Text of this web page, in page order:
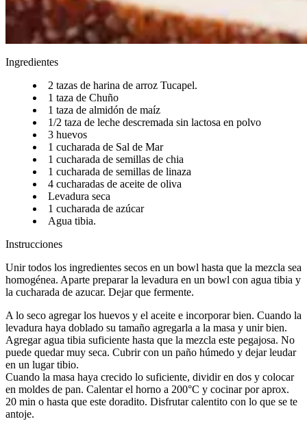
Ingredientes
2 tazas de harina de arroz Tucapel.​​​​‌ ‍ ​‍​‍‌‍ ‌ ​‍‌‍‍‌‌‍‌ ‌‍‍‌‌‍ ‍​‍​‍​ ‍‍​‍​‍‌ ​ ‌‍​‌‌‍ ‍‌‍‍‌‌ ‌​‌ ‍‌​‍ ‍‌‍‍‌‌‍ ​‍​‍​‍ ​​‍​‍‌‍‍​‌ ​‍‌‍‌‌‌‍‌‍​‍​‍​ ‍‍​‍​‍‌‍‍​‌ ‌​‌ ‌​‌ ​​‌ ​ ​ ‍‍​‍ ​‍ ‌ ‌​‌ ‌‌‌‍​ ‌‍​‌‌ ​​‌‍‌‌‌‍ ​​‍ ‍‌ ​ ‌‍​‌‌‍ ‍‌‍‍‌‌ ‌​‌ ‍‌​‍ ‍‌ ​ ‌ ‌​‌ ‌‌‌‍‌​‌‍‍‌‌‍ ​‍ ‌‍‍‌‌‍ ‍‌ ‌​‌‍‌‌‌‍ ‍‌ ‌​​‍ ‌‍‌‌‌‍‌​‌‍‍‌‌ ‌​​‍ ‌‍ ‌‌‍ ‌‍‌​‌‍‌‌​ ‌‌ ​​‌ ​‍‌‍‌‌‌ ​ ‌‍‌‌‌‍ ‍‌ ‌​‌‍​‌‌ ‌​‌‍‍‌‌‍ ‌‍ ‍​ ‍ ‌‍‍‌‌‍‌​​ ‌‌ ​‍‌‍‌‌‌‍​ ‌‍‍‌‌ ​​‌‍‌‌​‍ ‌​ ‌ ​ ‍​​ ‍‌​ ​‌​ ‍ ‌ ‌​‌ ‍‌‌ ​​‌‍‌‌​ ‌‌ ​‍‌‍‌‌‌‍​ ‌‍‍‌‌ ​​‌‍‌‌​ ‍ ‌ ​​‌‍​‌‌ ‌​‌‍‍​​ ‌‌‍‍‌‌‍ ‍‌‍‌ ‌ ​‍‌‍‌‌‌‍‌​‌‍‍‌‌‍‌‌‌‍ ‍‌ ‌​‌ ​ ​‍‌‌​ ‌‌‌​​‍‌‌ ‌‍‍ ‌‍‌‌‌ ‍‌​‍‌‌​ ​ ‌​‌​​‍‌‌​ ​ ‌​‌​​‍‌‌​ ​‍​ ​‍‌‍‌‌‌‍‌‍​ ​ ‌‍‌‍‌‍‌​​ ​‌‌‍‌‍​ ‍​‌‍​‍​ ​​‌‍​‌​ ‌‍​‍‌‌​ ​‍​ ​‍​‍‌‌​ ‌‌‌​‌​​‍ ‍‌‍​ ‌‍‍​‌‍‍‌‌‍ ​‌‍‌​‌ ​‍‌‍‌‌‌‍ ‍​‍‌‌​ ‌‌‌​​‍‌‌ ‌‍‍ ‌‍‌‌‌ ‍‌​‍‌‌​ ​ ‌​‌​​‍‌‌​ ​ ‌​‌​​‍‌‌​ ​‍​ ​‍‌‍​‌​ ‌‌​ ‌‌​ ​​​ ‌ ​ ‌‌​ ‌​​ ‌‌​ ‍‌​ ​ ​ ‌‌‌‍​ ​‍‌‌​ ​‍​ ​‍​‍‌‌​ ‌‌‌​‌​​‍ ‍‌ ‌​‌‍‌‌‌ ‍​‌ ‌​​ ‌‍​‍‌‍​‌‌ ​ ‌‍‌‌‌‌‌‌‌ ​‍‌‍ ​​ ‌‌‍‍​‌ ‌​‌ ‌​‌ ​​‌ ​ ​‍‌‌​ ​ ‌​​‌​‍‌‌​ ​‍‌​‌‍​‍‌‌​ ​‍‌​‌‍‌ ‌​‌ ‌‌‌‍​ ‌‍​‌‌ ​​‌‍‌‌‌‍ ​​‍ ‍‌ ​ ‌‍​‌‌‍ ‍‌‍‍‌‌ ‌​‌ ‍‌​‍ ‍‌ ​ ‌ ‌​‌ ‌‌‌‍‌​‌‍‍‌‌‍ ​‍‌‍‌‍‍‌‌‍‌​​ ‌‌ ​‍‌‍‌‌‌‍​ ‌‍‍‌‌ ​​‌‍‌‌​‍ ‌​ ‌ ​ ‍​​ ‍‌​ ​‌​‍‌‍‌ ‌​‌ ‍‌‌ ​​‌‍‌‌​ ‌‌ ​‍‌‍‌‌‌‍​ ‌‍‍‌‌ ​​‌‍‌‌​‍‌‍‌ ​​‌‍​‌‌ ‌​‌‍‍​​ ‌‌‍‍‌‌‍ ‍‌‍‌ ‌ ​‍‌‍‌‌‌‍‌​‌‍‍‌‌‍‌‌‌‍ ‍‌ ‌​‌ ​ ​‍‌‌​ ‌‌‌​​‍‌‌ ‌‍‍ ‌‍‌‌‌ ‍‌​‍‌‌​ ​ ‌​‌​​‍‌‌​ ​ ‌​‌​​‍‌‌​ ​‍​ ​‍‌‍‌‌‌‍‌‍​ ​ ‌‍‌‍‌‍‌​​ ​‌‌‍‌‍​ ‍​‌‍​‍​ ​​‌‍​‌​ ‌‍​‍‌‌​ ​‍​ ​‍​‍‌‌​ ‌‌‌​‌​​‍ ‍‌‍​ ‌‍‍​‌‍‍‌‌‍ ​‌‍‌​‌ ​‍‌‍‌‌‌‍ ‍​‍‌‌​ ‌‌‌​​‍‌‌ ‌‍‍ ‌‍‌‌‌ ‍‌​‍‌‌​ ​ ‌​‌​​‍‌‌​ ​ ‌​‌​​‍‌‌​ ​‍​ ​‍‌‍​‌​ ‌‌​ ‌‌​ ​​​ ‌ ​ ‌‌​ ‌​​ ‌‌​ ‍‌​ ​ ​ ‌‌‌‍​ ​‍‌‌​ ​‍​ ​‍​‍‌‌​ ‌‌‌​‌​​‍ ‍‌ ‌​‌‍‌‌‌ ‍​‌ ‌​​‍‌‍‌ ​​‌‍‌‌‌ ​‍‌ ​ ‌ ​​‌‍‌‌‌‍​ ‌ ‌​‌‍‍‌‌ ‌‍‌‍‌‌​ ‌‌ ​​‌ ‌‌‌‍​‍‌‍ ​‌‍‍‌‌ ​ ‌‍‍​‌‍‌‌‌‍‌​​‍​‍‌ ‌
1 taza de Chuño​​​​‌ ‍ ​‍​‍‌‍ ‌ ​‍‌‍‍‌‌‍‌ ‌‍‍‌‌‍ ‍​‍​‍​ ‍‍​‍​‍‌ ​ ‌‍​‌‌‍ ‍‌‍‍‌‌ ‌​‌ ‍‌​‍ ‍‌‍‍‌‌‍ ​‍​‍​‍ ​​‍​‍‌‍‍​‌ ​‍‌‍‌‌‌‍‌‍​‍​‍​ ‍‍​‍​‍‌‍‍​‌ ‌​‌ ‌​‌ ​​‌ ​ ​ ‍‍​‍ ​‍ ‌ ‌​‌ ‌‌‌‍​ ‌‍​‌‌ ​​‌‍‌‌‌‍ ​​‍ ‍‌ ​ ‌‍​‌‌‍ ‍‌‍‍‌‌ ‌​‌ ‍‌​‍ ‍‌ ​ ‌ ‌​‌ ‌‌‌‍‌​‌‍‍‌‌‍ ​‍ ‌‍‍‌‌‍ ‍‌ ‌​‌‍‌‌‌‍ ‍‌ ‌​​‍ ‌‍‌‌‌‍‌​‌‍‍‌‌ ‌​​‍ ‌‍ ‌‌‍ ‌‍‌​‌‍‌‌​ ‌‌ ​​‌ ​‍‌‍‌‌‌ ​ ‌‍‌‌‌‍ ‍‌ ‌​‌‍​‌‌ ‌​‌‍‍‌‌‍ ‌‍ ‍​ ‍ ‌‍‍‌‌‍‌​​ ‌‌ ​‍‌‍‌‌‌‍​ ‌‍‍‌‌ ​​‌‍‌‌​‍ ‌​ ‌ ​ ‍​​ ‍‌​ ​‌​ ‍ ‌ ‌​‌ ‍‌‌ ​​‌‍‌‌​ ‌‌ ​‍‌‍‌‌‌‍​ ‌‍‍‌‌ ​​‌‍‌‌​ ‍ ‌ ​​‌‍​‌‌ ‌​‌‍‍​​ ‌‌‍‍‌‌‍ ‍‌‍‌ ‌ ​‍‌‍‌‌‌‍‌​‌‍‍‌‌‍‌‌‌‍ ‍‌ ‌​‌ ​ ​‍‌‌​ ‌‌‌​​‍‌‌ ‌‍‍ ‌‍‌‌‌ ‍‌​‍‌‌​ ​ ‌​‌​​‍‌‌​ ​ ‌​‌​​‍‌‌​ ​‍​ ​‍‌‍‌‍​ ‍‌​ ​‍​ ‌​​ ​ ​ ​‍​ ‌‌​ ‌‌​ ‌ ​ ‌‍​ ‌‌​ ‌​​‍‌‌​ ​‍​ ​‍​‍‌‌​ ‌‌‌​‌​​‍ ‍‌‍​ ‌‍‍​‌‍‍‌‌‍ ​‌‍‌​‌ ​‍‌‍‌‌‌‍ ‍​‍‌‌​ ‌‌‌​​‍‌‌ ‌‍‍ ‌‍‌‌‌ ‍‌​‍‌‌​ ​ ‌​‌​​‍‌‌​ ​ ‌​‌​​‍‌‌​ ​‍​ ​‍​ ‌ ‌‍​ ‌‍‌‌‌‍​‍​ ‌‍​ ​‌​ ‌​​ ​ ‌‍​‍‌‍‌‌​ ​​‌‍‌‍​‍‌‌​ ​‍​ ​‍​‍‌‌​ ‌‌‌​‌​​‍ ‍‌ ‌​‌‍‌‌‌ ‍​‌ ‌​​ ‌‍​‍‌‍​‌‌ ​ ‌‍‌‌‌‌‌‌‌ ​‍‌‍ ​​ ‌‌‍‍​‌ ‌​‌ ‌​‌ ​​‌ ​ ​‍‌‌​ ​ ‌​​‌​‍‌‌​ ​‍‌​‌‍​‍‌‌​ ​‍‌​‌‍‌ ‌​‌ ‌‌‌‍​ ‌‍​‌‌ ​​‌‍‌‌‌‍ ​​‍ ‍‌ ​ ‌‍​‌‌‍ ‍‌‍‍‌‌ ‌​‌ ‍‌​‍ ‍‌ ​ ‌ ‌​‌ ‌‌‌‍‌​‌‍‍‌‌‍ ​‍‌‍‌‍‍‌‌‍‌​​ ‌‌ ​‍‌‍‌‌‌‍​ ‌‍‍‌‌ ​​‌‍‌‌​‍ ‌​ ‌ ​ ‍​​ ‍‌​ ​‌​‍‌‍‌ ‌​‌ ‍‌‌ ​​‌‍‌‌​ ‌‌ ​‍‌‍‌‌‌‍​ ‌‍‍‌‌ ​​‌‍‌‌​‍‌‍‌ ​​‌‍​‌‌ ‌​‌‍‍​​ ‌‌‍‍‌‌‍ ‍‌‍‌ ‌ ​‍‌‍‌‌‌‍‌​‌‍‍‌‌‍‌‌‌‍ ‍‌ ‌​‌ ​ ​‍‌‌​ ‌‌‌​​‍‌‌ ‌‍‍ ‌‍‌‌‌ ‍‌​‍‌‌​ ​ ‌​‌​​‍‌‌​ ​ ‌​‌​​‍‌‌​ ​‍​ ​‍‌‍‌‍​ ‍‌​ ​‍​ ‌​​ ​ ​ ​‍​ ‌‌​ ‌‌​ ‌ ​ ‌‍​ ‌‌​ ‌​​‍‌‌​ ​‍​ ​‍​‍‌‌​ ‌‌‌​‌​​‍ ‍‌‍​ ‌‍‍​‌‍‍‌‌‍ ​‌‍‌​‌ ​‍‌‍‌‌‌‍ ‍​‍‌‌​ ‌‌‌​​‍‌‌ ‌‍‍ ‌‍‌‌‌ ‍‌​‍‌‌​ ​ ‌​‌​​‍‌‌​ ​ ‌​‌​​‍‌‌​ ​‍​ ​‍​ ‌ ‌‍​ ‌‍‌‌‌‍​‍​ ‌‍​ ​‌​ ‌​​ ​ ‌‍​‍‌‍‌‌​ ​​‌‍‌‍​‍‌‌​ ​‍​ ​‍​‍‌‌​ ‌‌‌​‌​​‍ ‍‌ ‌​‌‍‌‌‌ ‍​‌ ‌​​‍‌‍‌ ​​‌‍‌‌‌ ​‍‌ ​ ‌ ​​‌‍‌‌‌‍​ ‌ ‌​‌‍‍‌‌ ‌‍‌‍‌‌​ ‌‌ ​​‌ ‌‌‌‍​‍‌‍ ​‌‍‍‌‌ ​ ‌‍‍​‌‍‌‌‌‍‌​​‍​‍‌ ‌
1 taza de almidón de maíz​​​​‌ ‍ ​‍​‍‌‍ ‌ ​‍‌‍‍‌‌‍‌ ‌‍‍‌‌‍ ‍​‍​‍​ ‍‍​‍​‍‌ ​ ‌‍​‌‌‍ ‍‌‍‍‌‌ ‌​‌ ‍‌​‍ ‍‌‍‍‌‌‍ ​‍​‍​‍ ​​‍​‍‌‍‍​‌ ​‍‌‍‌‌‌‍‌‍​‍​‍​ ‍‍​‍​‍‌‍‍​‌ ‌​‌ ‌​‌ ​​‌ ​ ​ ‍‍​‍ ​‍ ‌ ‌​‌ ‌‌‌‍​ ‌‍​‌‌ ​​‌‍‌‌‌‍ ​​‍ ‍‌ ​ ‌‍​‌‌‍ ‍‌‍‍‌‌ ‌​‌ ‍‌​‍ ‍‌ ​ ‌ ‌​‌ ‌‌‌‍‌​‌‍‍‌‌‍ ​‍ ‌‍‍‌‌‍ ‍‌ ‌​‌‍‌‌‌‍ ‍‌ ‌​​‍ ‌‍‌‌‌‍‌​‌‍‍‌‌ ‌​​‍ ‌‍ ‌‌‍ ‌‍‌​‌‍‌‌​ ‌‌ ​​‌ ​‍‌‍‌‌‌ ​ ‌‍‌‌‌‍ ‍‌ ‌​‌‍​‌‌ ‌​‌‍‍‌‌‍ ‌‍ ‍​ ‍ ‌‍‍‌‌‍‌​​ ‌‌ ​‍‌‍‌‌‌‍​ ‌‍‍‌‌ ​​‌‍‌‌​‍ ‌​ ‌ ​ ‍​​ ‍‌​ ​‌​ ‍ ‌ ‌​‌ ‍‌‌ ​​‌‍‌‌​ ‌‌ ​‍‌‍‌‌‌‍​ ‌‍‍‌‌ ​​‌‍‌‌​ ‍ ‌ ​​‌‍​‌‌ ‌​‌‍‍​​ ‌‌‍‍‌‌‍ ‍‌‍‌ ‌ ​‍‌‍‌‌‌‍‌​‌‍‍‌‌‍‌‌‌‍ ‍‌ ‌​‌ ​ ​‍‌‌​ ‌‌‌​​‍‌‌ ‌‍‍ ‌‍‌‌‌ ‍‌​‍‌‌​ ​ ‌​‌​​‍‌‌​ ​ ‌​‌​​‍‌‌​ ​‍​ ​‍​ ‌‌‌‍​‌‌‍‌‍‌‍​‌‌‍​ ​ ‌​‌‍​‌​ ‌ ​ ​‌​ ‌‍​ ‌​​ ‌​​‍‌‌​ ​‍​ ​‍​‍‌‌​ ‌‌‌​‌​​‍ ‍‌‍​ ‌‍‍​‌‍‍‌‌‍ ​‌‍‌​‌ ​‍‌‍‌‌‌‍ ‍​‍‌‌​ ‌‌‌​​‍‌‌ ‌‍‍ ‌‍‌‌‌ ‍‌​‍‌‌​ ​ ‌​‌​​‍‌‌​ ​ ‌​‌​​‍‌‌​ ​‍​ ​‍​ ​ ​ ​‌‌‍​ ​ ‍‌​ ​​​ ‌​​ ‍‌​ ​ ​ ​‌​ ​​​ ‌‍‌‍‌‍​‍‌‌​ ​‍​ ​‍​‍‌‌​ ‌‌‌​‌​​‍ ‍‌ ‌​‌‍‌‌‌ ‍​‌ ‌​​ ‌‍​‍‌‍​‌‌ ​ ‌‍‌‌‌‌‌‌‌ ​‍‌‍ ​​ ‌‌‍‍​‌ ‌​‌ ‌​‌ ​​‌ ​ ​‍‌‌​ ​ ‌​​‌​‍‌‌​ ​‍‌​‌‍​‍‌‌​ ​‍‌​‌‍‌ ‌​‌ ‌‌‌‍​ ‌‍​‌‌ ​​‌‍‌‌‌‍ ​​‍ ‍‌ ​ ‌‍​‌‌‍ ‍‌‍‍‌‌ ‌​‌ ‍‌​‍ ‍‌ ​ ‌ ‌​‌ ‌‌‌‍‌​‌‍‍‌‌‍ ​‍‌‍‌‍‍‌‌‍‌​​ ‌‌ ​‍‌‍‌‌‌‍​ ‌‍‍‌‌ ​​‌‍‌‌​‍ ‌​ ‌ ​ ‍​​ ‍‌​ ​‌​‍‌‍‌ ‌​‌ ‍‌‌ ​​‌‍‌‌​ ‌‌ ​‍‌‍‌‌‌‍​ ‌‍‍‌‌ ​​‌‍‌‌​‍‌‍‌ ​​‌‍​‌‌ ‌​‌‍‍​​ ‌‌‍‍‌‌‍ ‍‌‍‌ ‌ ​‍‌‍‌‌‌‍‌​‌‍‍‌‌‍‌‌‌‍ ‍‌ ‌​‌ ​ ​‍‌‌​ ‌‌‌​​‍‌‌ ‌‍‍ ‌‍‌‌‌ ‍‌​‍‌‌​ ​ ‌​‌​​‍‌‌​ ​ ‌​‌​​‍‌‌​ ​‍​ ​‍​ ‌‌‌‍​‌‌‍‌‍‌‍​‌‌‍​ ​ ‌​‌‍​‌​ ‌ ​ ​‌​ ‌‍​ ‌​​ ‌​​‍‌‌​ ​‍​ ​‍​‍‌‌​ ‌‌‌​‌​​‍ ‍‌‍​ ‌‍‍​‌‍‍‌‌‍ ​‌‍‌​‌ ​‍‌‍‌‌‌‍ ‍​‍‌‌​ ‌‌‌​​‍‌‌ ‌‍‍ ‌‍‌‌‌ ‍‌​‍‌‌​ ​ ‌​‌​​‍‌‌​ ​ ‌​‌​​‍‌‌​ ​‍​ ​‍​ ​ ​ ​‌‌‍​ ​ ‍‌​ ​​​ ‌​​ ‍‌​ ​ ​ ​‌​ ​​​ ‌‍‌‍‌‍​‍‌‌​ ​‍​ ​‍​‍‌‌​ ‌‌‌​‌​​‍ ‍‌ ‌​‌‍‌‌‌ ‍​‌ ‌​​‍‌‍‌ ​​‌‍‌‌‌ ​‍‌ ​ ‌ ​​‌‍‌‌‌‍​ ‌ ‌​‌‍‍‌‌ ‌‍‌‍‌‌​ ‌‌ ​​‌ ‌‌‌‍​‍‌‍ ​‌‍‍‌‌ ​ ‌‍‍​‌‍‌‌‌‍‌​​‍​‍‌ ‌
1/2 taza de leche descremada sin lactosa en polvo​​​​‌ ‍ ​‍​‍‌‍ ‌ ​‍‌‍‍‌‌‍‌ ‌‍‍‌‌‍ ‍​‍​‍​ ‍‍​‍​‍‌ ​ ‌‍​‌‌‍ ‍‌‍‍‌‌ ‌​‌ ‍‌​‍ ‍‌‍‍‌‌‍ ​‍​‍​‍ ​​‍​‍‌‍‍​‌ ​‍‌‍‌‌‌‍‌‍​‍​‍​ ‍‍​‍​‍‌‍‍​‌ ‌​‌ ‌​‌ ​​‌ ​ ​ ‍‍​‍ ​‍ ‌ ‌​‌ ‌‌‌‍​ ‌‍​‌‌ ​​‌‍‌‌‌‍ ​​‍ ‍‌ ​ ‌‍​‌‌‍ ‍‌‍‍‌‌ ‌​‌ ‍‌​‍ ‍‌ ​ ‌ ‌​‌ ‌‌‌‍‌​‌‍‍‌‌‍ ​‍ ‌‍‍‌‌‍ ‍‌ ‌​‌‍‌‌‌‍ ‍‌ ‌​​‍ ‌‍‌‌‌‍‌​‌‍‍‌‌ ‌​​‍ ‌‍ ‌‌‍ ‌‍‌​‌‍‌‌​ ‌‌ ​​‌ ​‍‌‍‌‌‌ ​ ‌‍‌‌‌‍ ‍‌ ‌​‌‍​‌‌ ‌​‌‍‍‌‌‍ ‌‍ ‍​ ‍ ‌‍‍‌‌‍‌​​ ‌‌ ​‍‌‍‌‌‌‍​ ‌‍‍‌‌ ​​‌‍‌‌​‍ ‌​ ‌ ​ ‍​​ ‍‌​ ​‌​ ‍ ‌ ‌​‌ ‍‌‌ ​​‌‍‌‌​ ‌‌ ​‍‌‍‌‌‌‍​ ‌‍‍‌‌ ​​‌‍‌‌​ ‍ ‌ ​​‌‍​‌‌ ‌​‌‍‍​​ ‌‌‍‍‌‌‍ ‍‌‍‌ ‌ ​‍‌‍‌‌‌‍‌​‌‍‍‌‌‍‌‌‌‍ ‍‌ ‌​‌ ​ ​‍‌‌​ ‌‌‌​​‍‌‌ ‌‍‍ ‌‍‌‌‌ ‍‌​‍‌‌​ ​ ‌​‌​​‍‌‌​ ​ ‌​‌​​‍‌‌​ ​‍​ ​‍​ ‌ ​ ​​‌‍​‌​ ​ ‌‍‌‍‌‍‌‌​ ​‌​ ​‌​ ‍‌‌‍​‍‌‍‌​‌‍‌​​‍‌‌​ ​‍​ ​‍​‍‌‌​ ‌‌‌​‌​​‍ ‍‌‍​ ‌‍‍​‌‍‍‌‌‍ ​‌‍‌​‌ ​‍‌‍‌‌‌‍ ‍​‍‌‌​ ‌‌‌​​‍‌‌ ‌‍‍ ‌‍‌‌‌ ‍‌​‍‌‌​ ​ ‌​‌​​‍‌‌​ ​ ‌​‌​​‍‌‌​ ​‍​ ​‍‌‍‌‌‌‍‌​​ ​ ‌‍‌​​ ​‍​ ​​​ ‍‌​ ‌ ​ ‌​​ ‌‍​ ‌ ‌‍​‍​‍‌‌​ ​‍​ ​‍​‍‌‌​ ‌‌‌​‌​​‍ ‍‌ ‌​‌‍‌‌‌ ‍​‌ ‌​​ ‌‍​‍‌‍​‌‌ ​ ‌‍‌‌‌‌‌‌‌ ​‍‌‍ ​​ ‌‌‍‍​‌ ‌​‌ ‌​‌ ​​‌ ​ ​‍‌‌​ ​ ‌​​‌​‍‌‌​ ​‍‌​‌‍​‍‌‌​ ​‍‌​‌‍‌ ‌​‌ ‌‌‌‍​ ‌‍​‌‌ ​​‌‍‌‌‌‍ ​​‍ ‍‌ ​ ‌‍​‌‌‍ ‍‌‍‍‌‌ ‌​‌ ‍‌​‍ ‍‌ ​ ‌ ‌​‌ ‌‌‌‍‌​‌‍‍‌‌‍ ​‍‌‍‌‍‍‌‌‍‌​​ ‌‌ ​‍‌‍‌‌‌‍​ ‌‍‍‌‌ ​​‌‍‌‌​‍ ‌​ ‌ ​ ‍​​ ‍‌​ ​‌​‍‌‍‌ ‌​‌ ‍‌‌ ​​‌‍‌‌​ ‌‌ ​‍‌‍‌‌‌‍​ ‌‍‍‌‌ ​​‌‍‌‌​‍‌‍‌ ​​‌‍​‌‌ ‌​‌‍‍​​ ‌‌‍‍‌‌‍ ‍‌‍‌ ‌ ​‍‌‍‌‌‌‍‌​‌‍‍‌‌‍‌‌‌‍ ‍‌ ‌​‌ ​ ​‍‌‌​ ‌‌‌​​‍‌‌ ‌‍‍ ‌‍‌‌‌ ‍‌​‍‌‌​ ​ ‌​‌​​‍‌‌​ ​ ‌​‌​​‍‌‌​ ​‍​ ​‍​ ‌ ​ ​​‌‍​‌​ ​ ‌‍‌‍‌‍‌‌​ ​‌​ ​‌​ ‍‌‌‍​‍‌‍‌​‌‍‌​​‍‌‌​ ​‍​ ​‍​‍‌‌​ ‌‌‌​‌​​‍ ‍‌‍​ ‌‍‍​‌‍‍‌‌‍ ​‌‍‌​‌ ​‍‌‍‌‌‌‍ ‍​‍‌‌​ ‌‌‌​​‍‌‌ ‌‍‍ ‌‍‌‌‌ ‍‌​‍‌‌​ ​ ‌​‌​​‍‌‌​ ​ ‌​‌​​‍‌‌​ ​‍​ ​‍‌‍‌‌‌‍‌​​ ​ ‌‍‌​​ ​‍​ ​​​ ‍‌​ ‌ ​ ‌​​ ‌‍​ ‌ ‌‍​‍​‍‌‌​ ​‍​ ​‍​‍‌‌​ ‌‌‌​‌​​‍ ‍‌ ‌​‌‍‌‌‌ ‍​‌ ‌​​‍‌‍‌ ​​‌‍‌‌‌ ​‍‌ ​ ‌ ​​‌‍‌‌‌‍​ ‌ ‌​‌‍‍‌‌ ‌‍‌‍‌‌​ ‌‌ ​​‌ ‌‌‌‍​‍‌‍ ​‌‍‍‌‌ ​ ‌‍‍​‌‍‌‌‌‍‌​​‍​‍‌ ‌
3 huevos​​​​‌ ‍ ​‍​‍‌‍ ‌ ​‍‌‍‍‌‌‍‌ ‌‍‍‌‌‍ ‍​‍​‍​ ‍‍​‍​‍‌ ​ ‌‍​‌‌‍ ‍‌‍‍‌‌ ‌​‌ ‍‌​‍ ‍‌‍‍‌‌‍ ​‍​‍​‍ ​​‍​‍‌‍‍​‌ ​‍‌‍‌‌‌‍‌‍​‍​‍​ ‍‍​‍​‍‌‍‍​‌ ‌​‌ ‌​‌ ​​‌ ​ ​ ‍‍​‍ ​‍ ‌ ‌​‌ ‌‌‌‍​ ‌‍​‌‌ ​​‌‍‌‌‌‍ ​​‍ ‍‌ ​ ‌‍​‌‌‍ ‍‌‍‍‌‌ ‌​‌ ‍‌​‍ ‍‌ ​ ‌ ‌​‌ ‌‌‌‍‌​‌‍‍‌‌‍ ​‍ ‌‍‍‌‌‍ ‍‌ ‌​‌‍‌‌‌‍ ‍‌ ‌​​‍ ‌‍‌‌‌‍‌​‌‍‍‌‌ ‌​​‍ ‌‍ ‌‌‍ ‌‍‌​‌‍‌‌​ ‌‌ ​​‌ ​‍‌‍‌‌‌ ​ ‌‍‌‌‌‍ ‍‌ ‌​‌‍​‌‌ ‌​‌‍‍‌‌‍ ‌‍ ‍​ ‍ ‌‍‍‌‌‍‌​​ ‌‌ ​‍‌‍‌‌‌‍​ ‌‍‍‌‌ ​​‌‍‌‌​‍ ‌​ ‌ ​ ‍​​ ‍‌​ ​‌​ ‍ ‌ ‌​‌ ‍‌‌ ​​‌‍‌‌​ ‌‌ ​‍‌‍‌‌‌‍​ ‌‍‍‌‌ ​​‌‍‌‌​ ‍ ‌ ​​‌‍​‌‌ ‌​‌‍‍​​ ‌‌‍‍‌‌‍ ‍‌‍‌ ‌ ​‍‌‍‌‌‌‍‌​‌‍‍‌‌‍‌‌‌‍ ‍‌ ‌​‌ ​ ​‍‌‌​ ‌‌‌​​‍‌‌ ‌‍‍ ‌‍‌‌‌ ‍‌​‍‌‌​ ​ ‌​‌​​‍‌‌​ ​ ‌​‌​​‍‌‌​ ​‍​ ​‍‌‍​‍‌‍​‍​ ‌‍‌‍‌‌​ ​‌​ ​‌​ ​‌‌‍‌​​ ​‍​ ‍‌​ ‌​​ ‌‍​‍‌‌​ ​‍​ ​‍​‍‌‌​ ‌‌‌​‌​​‍ ‍‌‍​ ‌‍‍​‌‍‍‌‌‍ ​‌‍‌​‌ ​‍‌‍‌‌‌‍ ‍​‍‌‌​ ‌‌‌​​‍‌‌ ‌‍‍ ‌‍‌‌‌ ‍‌​‍‌‌​ ​ ‌​‌​​‍‌‌​ ​ ‌​‌​​‍‌‌​ ​‍​ ​‍​ ​​‌‍‌‍​ ‌ ​ ‍​‌‍‌‌‌‍​‍​ ‌‍​ ‌ ​ ​‍‌‍‌​​ ​‍‌‍‌‍​‍‌‌​ ​‍​ ​‍​‍‌‌​ ‌‌‌​‌​​‍ ‍‌ ‌​‌‍‌‌‌ ‍​‌ ‌​​ ‌‍​‍‌‍​‌‌ ​ ‌‍‌‌‌‌‌‌‌ ​‍‌‍ ​​ ‌‌‍‍​‌ ‌​‌ ‌​‌ ​​‌ ​ ​‍‌‌​ ​ ‌​​‌​‍‌‌​ ​‍‌​‌‍​‍‌‌​ ​‍‌​‌‍‌ ‌​‌ ‌‌‌‍​ ‌‍​‌‌ ​​‌‍‌‌‌‍ ​​‍ ‍‌ ​ ‌‍​‌‌‍ ‍‌‍‍‌‌ ‌​‌ ‍‌​‍ ‍‌ ​ ‌ ‌​‌ ‌‌‌‍‌​‌‍‍‌‌‍ ​‍‌‍‌‍‍‌‌‍‌​​ ‌‌ ​‍‌‍‌‌‌‍​ ‌‍‍‌‌ ​​‌‍‌‌​‍ ‌​ ‌ ​ ‍​​ ‍‌​ ​‌​‍‌‍‌ ‌​‌ ‍‌‌ ​​‌‍‌‌​ ‌‌ ​‍‌‍‌‌‌‍​ ‌‍‍‌‌ ​​‌‍‌‌​‍‌‍‌ ​​‌‍​‌‌ ‌​‌‍‍​​ ‌‌‍‍‌‌‍ ‍‌‍‌ ‌ ​‍‌‍‌‌‌‍‌​‌‍‍‌‌‍‌‌‌‍ ‍‌ ‌​‌ ​ ​‍‌‌​ ‌‌‌​​‍‌‌ ‌‍‍ ‌‍‌‌‌ ‍‌​‍‌‌​ ​ ‌​‌​​‍‌‌​ ​ ‌​‌​​‍‌‌​ ​‍​ ​‍‌‍​‍‌‍​‍​ ‌‍‌‍‌‌​ ​‌​ ​‌​ ​‌‌‍‌​​ ​‍​ ‍‌​ ‌​​ ‌‍​‍‌‌​ ​‍​ ​‍​‍‌‌​ ‌‌‌​‌​​‍ ‍‌‍​ ‌‍‍​‌‍‍‌‌‍ ​‌‍‌​‌ ​‍‌‍‌‌‌‍ ‍​‍‌‌​ ‌‌‌​​‍‌‌ ‌‍‍ ‌‍‌‌‌ ‍‌​‍‌‌​ ​ ‌​‌​​‍‌‌​ ​ ‌​‌​​‍‌‌​ ​‍​ ​‍​ ​​‌‍‌‍​ ‌ ​ ‍​‌‍‌‌‌‍​‍​ ‌‍​ ‌ ​ ​‍‌‍‌​​ ​‍‌‍‌‍​‍‌‌​ ​‍​ ​‍​‍‌‌​ ‌‌‌​‌​​‍ ‍‌ ‌​‌‍‌‌‌ ‍​‌ ‌​​‍‌‍‌ ​​‌‍‌‌‌ ​‍‌ ​ ‌ ​​‌‍‌‌‌‍​ ‌ ‌​‌‍‍‌‌ ‌‍‌‍‌‌​ ‌‌ ​​‌ ‌‌‌‍​‍‌‍ ​‌‍‍‌‌ ​ ‌‍‍​‌‍‌‌‌‍‌​​‍​‍‌ ‌
1 cucharada de Sal de Mar​​​​‌ ‍ ​‍​‍‌‍ ‌ ​‍‌‍‍‌‌‍‌ ‌‍‍‌‌‍ ‍​‍​‍​ ‍‍​‍​‍‌ ​ ‌‍​‌‌‍ ‍‌‍‍‌‌ ‌​‌ ‍‌​‍ ‍‌‍‍‌‌‍ ​‍​‍​‍ ​​‍​‍‌‍‍​‌ ​‍‌‍‌‌‌‍‌‍​‍​‍​ ‍‍​‍​‍‌‍‍​‌ ‌​‌ ‌​‌ ​​‌ ​ ​ ‍‍​‍ ​‍ ‌ ‌​‌ ‌‌‌‍​ ‌‍​‌‌ ​​‌‍‌‌‌‍ ​​‍ ‍‌ ​ ‌‍​‌‌‍ ‍‌‍‍‌‌ ‌​‌ ‍‌​‍ ‍‌ ​ ‌ ‌​‌ ‌‌‌‍‌​‌‍‍‌‌‍ ​‍ ‌‍‍‌‌‍ ‍‌ ‌​‌‍‌‌‌‍ ‍‌ ‌​​‍ ‌‍‌‌‌‍‌​‌‍‍‌‌ ‌​​‍ ‌‍ ‌‌‍ ‌‍‌​‌‍‌‌​ ‌‌ ​​‌ ​‍‌‍‌‌‌ ​ ‌‍‌‌‌‍ ‍‌ ‌​‌‍​‌‌ ‌​‌‍‍‌‌‍ ‌‍ ‍​ ‍ ‌‍‍‌‌‍‌​​ ‌‌ ​‍‌‍‌‌‌‍​ ‌‍‍‌‌ ​​‌‍‌‌​‍ ‌​ ‌ ​ ‍​​ ‍‌​ ​‌​ ‍ ‌ ‌​‌ ‍‌‌ ​​‌‍‌‌​ ‌‌ ​‍‌‍‌‌‌‍​ ‌‍‍‌‌ ​​‌‍‌‌​ ‍ ‌ ​​‌‍​‌‌ ‌​‌‍‍​​ ‌‌‍‍‌‌‍ ‍‌‍‌ ‌ ​‍‌‍‌‌‌‍‌​‌‍‍‌‌‍‌‌‌‍ ‍‌ ‌​‌ ​ ​‍‌‌​ ‌‌‌​​‍‌‌ ‌‍‍ ‌‍‌‌‌ ‍‌​‍‌‌​ ​ ‌​‌​​‍‌‌​ ​ ‌​‌​​‍‌‌​ ​‍​ ​‍​ ‌​‌‍​ ​ ‌​​ ​‍‌‍‌‌‌‍​ ‌‍​ ​ ‍‌‌‍‌‍​ ‌​‌‍‌‌​ ‌‍​‍‌‌​ ​‍​ ​‍​‍‌‌​ ‌‌‌​‌​​‍ ‍‌‍​ ‌‍‍​‌‍‍‌‌‍ ​‌‍‌​‌ ​‍‌‍‌‌‌‍ ‍​‍‌‌​ ‌‌‌​​‍‌‌ ‌‍‍ ‌‍‌‌‌ ‍‌​‍‌‌​ ​ ‌​‌​​‍‌‌​ ​ ‌​‌​​‍‌‌​ ​‍​ ​‍​ ‍​​ ‍​​ ​ ​ ​​‌‍​‌​ ​​‌‍‌​​ ‌‌​ ​​‌‍​‍‌‍‌​​ ‌‌​‍‌‌​ ​‍​ ​‍​‍‌‌​ ‌‌‌​‌​​‍ ‍‌ ‌​‌‍‌‌‌ ‍​‌ ‌​​ ‌‍​‍‌‍​‌‌ ​ ‌‍‌‌‌‌‌‌‌ ​‍‌‍ ​​ ‌‌‍‍​‌ ‌​‌ ‌​‌ ​​‌ ​ ​‍‌‌​ ​ ‌​​‌​‍‌‌​ ​‍‌​‌‍​‍‌‌​ ​‍‌​‌‍‌ ‌​‌ ‌‌‌‍​ ‌‍​‌‌ ​​‌‍‌‌‌‍ ​​‍ ‍‌ ​ ‌‍​‌‌‍ ‍‌‍‍‌‌ ‌​‌ ‍‌​‍ ‍‌ ​ ‌ ‌​‌ ‌‌‌‍‌​‌‍‍‌‌‍ ​‍‌‍‌‍‍‌‌‍‌​​ ‌‌ ​‍‌‍‌‌‌‍​ ‌‍‍‌‌ ​​‌‍‌‌​‍ ‌​ ‌ ​ ‍​​ ‍‌​ ​‌​‍‌‍‌ ‌​‌ ‍‌‌ ​​‌‍‌‌​ ‌‌ ​‍‌‍‌‌‌‍​ ‌‍‍‌‌ ​​‌‍‌‌​‍‌‍‌ ​​‌‍​‌‌ ‌​‌‍‍​​ ‌‌‍‍‌‌‍ ‍‌‍‌ ‌ ​‍‌‍‌‌‌‍‌​‌‍‍‌‌‍‌‌‌‍ ‍‌ ‌​‌ ​ ​‍‌‌​ ‌‌‌​​‍‌‌ ‌‍‍ ‌‍‌‌‌ ‍‌​‍‌‌​ ​ ‌​‌​​‍‌‌​ ​ ‌​‌​​‍‌‌​ ​‍​ ​‍​ ‌​‌‍​ ​ ‌​​ ​‍‌‍‌‌‌‍​ ‌‍​ ​ ‍‌‌‍‌‍​ ‌​‌‍‌‌​ ‌‍​‍‌‌​ ​‍​ ​‍​‍‌‌​ ‌‌‌​‌​​‍ ‍‌‍​ ‌‍‍​‌‍‍‌‌‍ ​‌‍‌​‌ ​‍‌‍‌‌‌‍ ‍​‍‌‌​ ‌‌‌​​‍‌‌ ‌‍‍ ‌‍‌‌‌ ‍‌​‍‌‌​ ​ ‌​‌​​‍‌‌​ ​ ‌​‌​​‍‌‌​ ​‍​ ​‍​ ‍​​ ‍​​ ​ ​ ​​‌‍​‌​ ​​‌‍‌​​ ‌‌​ ​​‌‍​‍‌‍‌​​ ‌‌​‍‌‌​ ​‍​ ​‍​‍‌‌​ ‌‌‌​‌​​‍ ‍‌ ‌​‌‍‌‌‌ ‍​‌ ‌​​‍‌‍‌ ​​‌‍‌‌‌ ​‍‌ ​ ‌ ​​‌‍‌‌‌‍​ ‌ ‌​‌‍‍‌‌ ‌‍‌‍‌‌​ ‌‌ ​​‌ ‌‌‌‍​‍‌‍ ​‌‍‍‌‌ ​ ‌‍‍​‌‍‌‌‌‍‌​​‍​‍‌ ‌
1 cucharada de semillas de chia​​​​‌ ‍ ​‍​‍‌‍ ‌ ​‍‌‍‍‌‌‍‌ ‌‍‍‌‌‍ ‍​‍​‍​ ‍‍​‍​‍‌ ​ ‌‍​‌‌‍ ‍‌‍‍‌‌ ‌​‌ ‍‌​‍ ‍‌‍‍‌‌‍ ​‍​‍​‍ ​​‍​‍‌‍‍​‌ ​‍‌‍‌‌‌‍‌‍​‍​‍​ ‍‍​‍​‍‌‍‍​‌ ‌​‌ ‌​‌ ​​‌ ​ ​ ‍‍​‍ ​‍ ‌ ‌​‌ ‌‌‌‍​ ‌‍​‌‌ ​​‌‍‌‌‌‍ ​​‍ ‍‌ ​ ‌‍​‌‌‍ ‍‌‍‍‌‌ ‌​‌ ‍‌​‍ ‍‌ ​ ‌ ‌​‌ ‌‌‌‍‌​‌‍‍‌‌‍ ​‍ ‌‍‍‌‌‍ ‍‌ ‌​‌‍‌‌‌‍ ‍‌ ‌​​‍ ‌‍‌‌‌‍‌​‌‍‍‌‌ ‌​​‍ ‌‍ ‌‌‍ ‌‍‌​‌‍‌‌​ ‌‌ ​​‌ ​‍‌‍‌‌‌ ​ ‌‍‌‌‌‍ ‍‌ ‌​‌‍​‌‌ ‌​‌‍‍‌‌‍ ‌‍ ‍​ ‍ ‌‍‍‌‌‍‌​​ ‌‌ ​‍‌‍‌‌‌‍​ ‌‍‍‌‌ ​​‌‍‌‌​‍ ‌​ ‌ ​ ‍​​ ‍‌​ ​‌​ ‍ ‌ ‌​‌ ‍‌‌ ​​‌‍‌‌​ ‌‌ ​‍‌‍‌‌‌‍​ ‌‍‍‌‌ ​​‌‍‌‌​ ‍ ‌ ​​‌‍​‌‌ ‌​‌‍‍​​ ‌‌‍‍‌‌‍ ‍‌‍‌ ‌ ​‍‌‍‌‌‌‍‌​‌‍‍‌‌‍‌‌‌‍ ‍‌ ‌​‌ ​ ​‍‌‌​ ‌‌‌​​‍‌‌ ‌‍‍ ‌‍‌‌‌ ‍‌​‍‌‌​ ​ ‌​‌​​‍‌‌​ ​ ‌​‌​​‍‌‌​ ​‍​ ​‍​ ‌‍​ ‌‍‌‍‌‌​ ‌‌‌‍​ ‌‍​‌​ ‍‌‌‍‌‍‌‍​‍​ ​​​ ​ ​ ​‌​‍‌‌​ ​‍​ ​‍​‍‌‌​ ‌‌‌​‌​​‍ ‍‌‍​ ‌‍‍​‌‍‍‌‌‍ ​‌‍‌​‌ ​‍‌‍‌‌‌‍ ‍​‍‌‌​ ‌‌‌​​‍‌‌ ‌‍‍ ‌‍‌‌‌ ‍‌​‍‌‌​ ​ ‌​‌​​‍‌‌​ ​ ‌​‌​​‍‌‌​ ​‍​ ​‍​ ‍‌​ ‍​‌‍‌‍​ ‌​​ ​ ‌‍​ ​ ​​​ ​‍​ ‌‍​ ‌​​ ​​​ ‌‍​‍‌‌​ ​‍​ ​‍​‍‌‌​ ‌‌‌​‌​​‍ ‍‌ ‌​‌‍‌‌‌ ‍​‌ ‌​​ ‌‍​‍‌‍​‌‌ ​ ‌‍‌‌‌‌‌‌‌ ​‍‌‍ ​​ ‌‌‍‍​‌ ‌​‌ ‌​‌ ​​‌ ​ ​‍‌‌​ ​ ‌​​‌​‍‌‌​ ​‍‌​‌‍​‍‌‌​ ​‍‌​‌‍‌ ‌​‌ ‌‌‌‍​ ‌‍​‌‌ ​​‌‍‌‌‌‍ ​​‍ ‍‌ ​ ‌‍​‌‌‍ ‍‌‍‍‌‌ ‌​‌ ‍‌​‍ ‍‌ ​ ‌ ‌​‌ ‌‌‌‍‌​‌‍‍‌‌‍ ​‍‌‍‌‍‍‌‌‍‌​​ ‌‌ ​‍‌‍‌‌‌‍​ ‌‍‍‌‌ ​​‌‍‌‌​‍ ‌​ ‌ ​ ‍​​ ‍‌​ ​‌​‍‌‍‌ ‌​‌ ‍‌‌ ​​‌‍‌‌​ ‌‌ ​‍‌‍‌‌‌‍​ ‌‍‍‌‌ ​​‌‍‌‌​‍‌‍‌ ​​‌‍​‌‌ ‌​‌‍‍​​ ‌‌‍‍‌‌‍ ‍‌‍‌ ‌ ​‍‌‍‌‌‌‍‌​‌‍‍‌‌‍‌‌‌‍ ‍‌ ‌​‌ ​ ​‍‌‌​ ‌‌‌​​‍‌‌ ‌‍‍ ‌‍‌‌‌ ‍‌​‍‌‌​ ​ ‌​‌​​‍‌‌​ ​ ‌​‌​​‍‌‌​ ​‍​ ​‍​ ‌‍​ ‌‍‌‍‌‌​ ‌‌‌‍​ ‌‍​‌​ ‍‌‌‍‌‍‌‍​‍​ ​​​ ​ ​ ​‌​‍‌‌​ ​‍​ ​‍​‍‌‌​ ‌‌‌​‌​​‍ ‍‌‍​ ‌‍‍​‌‍‍‌‌‍ ​‌‍‌​‌ ​‍‌‍‌‌‌‍ ‍​‍‌‌​ ‌‌‌​​‍‌‌ ‌‍‍ ‌‍‌‌‌ ‍‌​‍‌‌​ ​ ‌​‌​​‍‌‌​ ​ ‌​‌​​‍‌‌​ ​‍​ ​‍​ ‍‌​ ‍​‌‍‌‍​ ‌​​ ​ ‌‍​ ​ ​​​ ​‍​ ‌‍​ ‌​​ ​​​ ‌‍​‍‌‌​ ​‍​ ​‍​‍‌‌​ ‌‌‌​‌​​‍ ‍‌ ‌​‌‍‌‌‌ ‍​‌ ‌​​‍‌‍‌ ​​‌‍‌‌‌ ​‍‌ ​ ‌ ​​‌‍‌‌‌‍​ ‌ ‌​‌‍‍‌‌ ‌‍‌‍‌‌​ ‌‌ ​​‌ ‌‌‌‍​‍‌‍ ​‌‍‍‌‌ ​ ‌‍‍​‌‍‌‌‌‍‌​​‍​‍‌ ‌
1 cucharada de semillas de linaza​​​​‌ ‍ ​‍​‍‌‍ ‌ ​‍‌‍‍‌‌‍‌ ‌‍‍‌‌‍ ‍​‍​‍​ ‍‍​‍​‍‌ ​ ‌‍​‌‌‍ ‍‌‍‍‌‌ ‌​‌ ‍‌​‍ ‍‌‍‍‌‌‍ ​‍​‍​‍ ​​‍​‍‌‍‍​‌ ​‍‌‍‌‌‌‍‌‍​‍​‍​ ‍‍​‍​‍‌‍‍​‌ ‌​‌ ‌​‌ ​​‌ ​ ​ ‍‍​‍ ​‍ ‌ ‌​‌ ‌‌‌‍​ ‌‍​‌‌ ​​‌‍‌‌‌‍ ​​‍ ‍‌ ​ ‌‍​‌‌‍ ‍‌‍‍‌‌ ‌​‌ ‍‌​‍ ‍‌ ​ ‌ ‌​‌ ‌‌‌‍‌​‌‍‍‌‌‍ ​‍ ‌‍‍‌‌‍ ‍‌ ‌​‌‍‌‌‌‍ ‍‌ ‌​​‍ ‌‍‌‌‌‍‌​‌‍‍‌‌ ‌​​‍ ‌‍ ‌‌‍ ‌‍‌​‌‍‌‌​ ‌‌ ​​‌ ​‍‌‍‌‌‌ ​ ‌‍‌‌‌‍ ‍‌ ‌​‌‍​‌‌ ‌​‌‍‍‌‌‍ ‌‍ ‍​ ‍ ‌‍‍‌‌‍‌​​ ‌‌ ​‍‌‍‌‌‌‍​ ‌‍‍‌‌ ​​‌‍‌‌​‍ ‌​ ‌ ​ ‍​​ ‍‌​ ​‌​ ‍ ‌ ‌​‌ ‍‌‌ ​​‌‍‌‌​ ‌‌ ​‍‌‍‌‌‌‍​ ‌‍‍‌‌ ​​‌‍‌‌​ ‍ ‌ ​​‌‍​‌‌ ‌​‌‍‍​​ ‌‌‍‍‌‌‍ ‍‌‍‌ ‌ ​‍‌‍‌‌‌‍‌​‌‍‍‌‌‍‌‌‌‍ ‍‌ ‌​‌ ​ ​‍‌‌​ ‌‌‌​​‍‌‌ ‌‍‍ ‌‍‌‌‌ ‍‌​‍‌‌​ ​ ‌​‌​​‍‌‌​ ​ ‌​‌​​‍‌‌​ ​‍​ ​‍‌‍‌‍‌‍‌‍‌‍​‍​ ‌ ​ ‌ ​ ​‌‌‍​‍​ ‍​‌‍​‍‌‍​‌​ ​​​ ​ ​‍‌‌​ ​‍​ ​‍​‍‌‌​ ‌‌‌​‌​​‍ ‍‌‍​ ‌‍‍​‌‍‍‌‌‍ ​‌‍‌​‌ ​‍‌‍‌‌‌‍ ‍​‍‌‌​ ‌‌‌​​‍‌‌ ‌‍‍ ‌‍‌‌‌ ‍‌​‍‌‌​ ​ ‌​‌​​‍‌‌​ ​ ‌​‌​​‍‌‌​ ​‍​ ​‍​ ‌‌​ ‌‌‌‍​ ‌‍‌‍‌‍‌‍​ ​‌​ ‌‌​ ‌ ​ ‍‌​ ​​‌‍‌​‌‍‌‌​‍‌‌​ ​‍​ ​‍​‍‌‌​ ‌‌‌​‌​​‍ ‍‌ ‌​‌‍‌‌‌ ‍​‌ ‌​​ ‌‍​‍‌‍​‌‌ ​ ‌‍‌‌‌‌‌‌‌ ​‍‌‍ ​​ ‌‌‍‍​‌ ‌​‌ ‌​‌ ​​‌ ​ ​‍‌‌​ ​ ‌​​‌​‍‌‌​ ​‍‌​‌‍​‍‌‌​ ​‍‌​‌‍‌ ‌​‌ ‌‌‌‍​ ‌‍​‌‌ ​​‌‍‌‌‌‍ ​​‍ ‍‌ ​ ‌‍​‌‌‍ ‍‌‍‍‌‌ ‌​‌ ‍‌​‍ ‍‌ ​ ‌ ‌​‌ ‌‌‌‍‌​‌‍‍‌‌‍ ​‍‌‍‌‍‍‌‌‍‌​​ ‌‌ ​‍‌‍‌‌‌‍​ ‌‍‍‌‌ ​​‌‍‌‌​‍ ‌​ ‌ ​ ‍​​ ‍‌​ ​‌​‍‌‍‌ ‌​‌ ‍‌‌ ​​‌‍‌‌​ ‌‌ ​‍‌‍‌‌‌‍​ ‌‍‍‌‌ ​​‌‍‌‌​‍‌‍‌ ​​‌‍​‌‌ ‌​‌‍‍​​ ‌‌‍‍‌‌‍ ‍‌‍‌ ‌ ​‍‌‍‌‌‌‍‌​‌‍‍‌‌‍‌‌‌‍ ‍‌ ‌​‌ ​ ​‍‌‌​ ‌‌‌​​‍‌‌ ‌‍‍ ‌‍‌‌‌ ‍‌​‍‌‌​ ​ ‌​‌​​‍‌‌​ ​ ‌​‌​​‍‌‌​ ​‍​ ​‍‌‍‌‍‌‍‌‍‌‍​‍​ ‌ ​ ‌ ​ ​‌‌‍​‍​ ‍​‌‍​‍‌‍​‌​ ​​​ ​ ​‍‌‌​ ​‍​ ​‍​‍‌‌​ ‌‌‌​‌​​‍ ‍‌‍​ ‌‍‍​‌‍‍‌‌‍ ​‌‍‌​‌ ​‍‌‍‌‌‌‍ ‍​‍‌‌​ ‌‌‌​​‍‌‌ ‌‍‍ ‌‍‌‌‌ ‍‌​‍‌‌​ ​ ‌​‌​​‍‌‌​ ​ ‌​‌​​‍‌‌​ ​‍​ ​‍​ ‌‌​ ‌‌‌‍​ ‌‍‌‍‌‍‌‍​ ​‌​ ‌‌​ ‌ ​ ‍‌​ ​​‌‍‌​‌‍‌‌​‍‌‌​ ​‍​ ​‍​‍‌‌​ ‌‌‌​‌​​‍ ‍‌ ‌​‌‍‌‌‌ ‍​‌ ‌​​‍‌‍‌ ​​‌‍‌‌‌ ​‍‌ ​ ‌ ​​‌‍‌‌‌‍​ ‌ ‌​‌‍‍‌‌ ‌‍‌‍‌‌​ ‌‌ ​​‌ ‌‌‌‍​‍‌‍ ​‌‍‍‌‌ ​ ‌‍‍​‌‍‌‌‌‍‌​​‍​‍‌ ‌
4 cucharadas de aceite de oliva​​​​‌ ‍ ​‍​‍‌‍ ‌ ​‍‌‍‍‌‌‍‌ ‌‍‍‌‌‍ ‍​‍​‍​ ‍‍​‍​‍‌ ​ ‌‍​‌‌‍ ‍‌‍‍‌‌ ‌​‌ ‍‌​‍ ‍‌‍‍‌‌‍ ​‍​‍​‍ ​​‍​‍‌‍‍​‌ ​‍‌‍‌‌‌‍‌‍​‍​‍​ ‍‍​‍​‍‌‍‍​‌ ‌​‌ ‌​‌ ​​‌ ​ ​ ‍‍​‍ ​‍ ‌ ‌​‌ ‌‌‌‍​ ‌‍​‌‌ ​​‌‍‌‌‌‍ ​​‍ ‍‌ ​ ‌‍​‌‌‍ ‍‌‍‍‌‌ ‌​‌ ‍‌​‍ ‍‌ ​ ‌ ‌​‌ ‌‌‌‍‌​‌‍‍‌‌‍ ​‍ ‌‍‍‌‌‍ ‍‌ ‌​‌‍‌‌‌‍ ‍‌ ‌​​‍ ‌‍‌‌‌‍‌​‌‍‍‌‌ ‌​​‍ ‌‍ ‌‌‍ ‌‍‌​‌‍‌‌​ ‌‌ ​​‌ ​‍‌‍‌‌‌ ​ ‌‍‌‌‌‍ ‍‌ ‌​‌‍​‌‌ ‌​‌‍‍‌‌‍ ‌‍ ‍​ ‍ ‌‍‍‌‌‍‌​​ ‌‌ ​‍‌‍‌‌‌‍​ ‌‍‍‌‌ ​​‌‍‌‌​‍ ‌​ ‌ ​ ‍​​ ‍‌​ ​‌​ ‍ ‌ ‌​‌ ‍‌‌ ​​‌‍‌‌​ ‌‌ ​‍‌‍‌‌‌‍​ ‌‍‍‌‌ ​​‌‍‌‌​ ‍ ‌ ​​‌‍​‌‌ ‌​‌‍‍​​ ‌‌‍‍‌‌‍ ‍‌‍‌ ‌ ​‍‌‍‌‌‌‍‌​‌‍‍‌‌‍‌‌‌‍ ‍‌ ‌​‌ ​ ​‍‌‌​ ‌‌‌​​‍‌‌ ‌‍‍ ‌‍‌‌‌ ‍‌​‍‌‌​ ​ ‌​‌​​‍‌‌​ ​ ‌​‌​​‍‌‌​ ​‍​ ​‍​ ‌​‌‍‌‌​ ‌‌​ ‌‌‌‍​‍‌‍‌‍‌‍‌‍‌‍‌‍​ ​​​ ‌ ​ ‌ ​ ​‌​‍‌‌​ ​‍​ ​‍​‍‌‌​ ‌‌‌​‌​​‍ ‍‌‍​ ‌‍‍​‌‍‍‌‌‍ ​‌‍‌​‌ ​‍‌‍‌‌‌‍ ‍​‍‌‌​ ‌‌‌​​‍‌‌ ‌‍‍ ‌‍‌‌‌ ‍‌​‍‌‌​ ​ ‌​‌​​‍‌‌​ ​ ‌​‌​​‍‌‌​ ​‍​ ​‍‌‍​ ​ ‍‌​ ‍​‌‍​ ​ ​‌​ ‌‌​ ​‌​ ​ ‌‍​ ​ ‌​​ ‌​‌‍​‌​‍‌‌​ ​‍​ ​‍​‍‌‌​ ‌‌‌​‌​​‍ ‍‌ ‌​‌‍‌‌‌ ‍​‌ ‌​​ ‌‍​‍‌‍​‌‌ ​ ‌‍‌‌‌‌‌‌‌ ​‍‌‍ ​​ ‌‌‍‍​‌ ‌​‌ ‌​‌ ​​‌ ​ ​‍‌‌​ ​ ‌​​‌​‍‌‌​ ​‍‌​‌‍​‍‌‌​ ​‍‌​‌‍‌ ‌​‌ ‌‌‌‍​ ‌‍​‌‌ ​​‌‍‌‌‌‍ ​​‍ ‍‌ ​ ‌‍​‌‌‍ ‍‌‍‍‌‌ ‌​‌ ‍‌​‍ ‍‌ ​ ‌ ‌​‌ ‌‌‌‍‌​‌‍‍‌‌‍ ​‍‌‍‌‍‍‌‌‍‌​​ ‌‌ ​‍‌‍‌‌‌‍​ ‌‍‍‌‌ ​​‌‍‌‌​‍ ‌​ ‌ ​ ‍​​ ‍‌​ ​‌​‍‌‍‌ ‌​‌ ‍‌‌ ​​‌‍‌‌​ ‌‌ ​‍‌‍‌‌‌‍​ ‌‍‍‌‌ ​​‌‍‌‌​‍‌‍‌ ​​‌‍​‌‌ ‌​‌‍‍​​ ‌‌‍‍‌‌‍ ‍‌‍‌ ‌ ​‍‌‍‌‌‌‍‌​‌‍‍‌‌‍‌‌‌‍ ‍‌ ‌​‌ ​ ​‍‌‌​ ‌‌‌​​‍‌‌ ‌‍‍ ‌‍‌‌‌ ‍‌​‍‌‌​ ​ ‌​‌​​‍‌‌​ ​ ‌​‌​​‍‌‌​ ​‍​ ​‍​ ‌​‌‍‌‌​ ‌‌​ ‌‌‌‍​‍‌‍‌‍‌‍‌‍‌‍‌‍​ ​​​ ‌ ​ ‌ ​ ​‌​‍‌‌​ ​‍​ ​‍​‍‌‌​ ‌‌‌​‌​​‍ ‍‌‍​ ‌‍‍​‌‍‍‌‌‍ ​‌‍‌​‌ ​‍‌‍‌‌‌‍ ‍​‍‌‌​ ‌‌‌​​‍‌‌ ‌‍‍ ‌‍‌‌‌ ‍‌​‍‌‌​ ​ ‌​‌​​‍‌‌​ ​ ‌​‌​​‍‌‌​ ​‍​ ​‍‌‍​ ​ ‍‌​ ‍​‌‍​ ​ ​‌​ ‌‌​ ​‌​ ​ ‌‍​ ​ ‌​​ ‌​‌‍​‌​‍‌‌​ ​‍​ ​‍​‍‌‌​ ‌‌‌​‌​​‍ ‍‌ ‌​‌‍‌‌‌ ‍​‌ ‌​​‍‌‍‌ ​​‌‍‌‌‌ ​‍‌ ​ ‌ ​​‌‍‌‌‌‍​ ‌ ‌​‌‍‍‌‌ ‌‍‌‍‌‌​ ‌‌ ​​‌ ‌‌‌‍​‍‌‍ ​‌‍‍‌‌ ​ ‌‍‍​‌‍‌‌‌‍‌​​‍​‍‌ ‌
Levadura seca​​​​‌ ‍ ​‍​‍‌‍ ‌ ​‍‌‍‍‌‌‍‌ ‌‍‍‌‌‍ ‍​‍​‍​ ‍‍​‍​‍‌ ​ ‌‍​‌‌‍ ‍‌‍‍‌‌ ‌​‌ ‍‌​‍ ‍‌‍‍‌‌‍ ​‍​‍​‍ ​​‍​‍‌‍‍​‌ ​‍‌‍‌‌‌‍‌‍​‍​‍​ ‍‍​‍​‍‌‍‍​‌ ‌​‌ ‌​‌ ​​‌ ​ ​ ‍‍​‍ ​‍ ‌ ‌​‌ ‌‌‌‍​ ‌‍​‌‌ ​​‌‍‌‌‌‍ ​​‍ ‍‌ ​ ‌‍​‌‌‍ ‍‌‍‍‌‌ ‌​‌ ‍‌​‍ ‍‌ ​ ‌ ‌​‌ ‌‌‌‍‌​‌‍‍‌‌‍ ​‍ ‌‍‍‌‌‍ ‍‌ ‌​‌‍‌‌‌‍ ‍‌ ‌​​‍ ‌‍‌‌‌‍‌​‌‍‍‌‌ ‌​​‍ ‌‍ ‌‌‍ ‌‍‌​‌‍‌‌​ ‌‌ ​​‌ ​‍‌‍‌‌‌ ​ ‌‍‌‌‌‍ ‍‌ ‌​‌‍​‌‌ ‌​‌‍‍‌‌‍ ‌‍ ‍​ ‍ ‌‍‍‌‌‍‌​​ ‌‌ ​‍‌‍‌‌‌‍​ ‌‍‍‌‌ ​​‌‍‌‌​‍ ‌​ ‌ ​ ‍​​ ‍‌​ ​‌​ ‍ ‌ ‌​‌ ‍‌‌ ​​‌‍‌‌​ ‌‌ ​‍‌‍‌‌‌‍​ ‌‍‍‌‌ ​​‌‍‌‌​ ‍ ‌ ​​‌‍​‌‌ ‌​‌‍‍​​ ‌‌‍‍‌‌‍ ‍‌‍‌ ‌ ​‍‌‍‌‌‌‍‌​‌‍‍‌‌‍‌‌‌‍ ‍‌ ‌​‌ ​ ​‍‌‌​ ‌‌‌​​‍‌‌ ‌‍‍ ‌‍‌‌‌ ‍‌​‍‌‌​ ​ ‌​‌​​‍‌‌​ ​ ‌​‌​​‍‌‌​ ​‍​ ​‍​ ​​‌‍​‌‌‍​‍‌‍‌​​ ​ ‌‍​‌​ ​‍​ ‌‌‌‍​ ​ ​ ‌‍‌​​ ‌​​‍‌‌​ ​‍​ ​‍​‍‌‌​ ‌‌‌​‌​​‍ ‍‌‍​ ‌‍‍​‌‍‍‌‌‍ ​‌‍‌​‌ ​‍‌‍‌‌‌‍ ‍​‍‌‌​ ‌‌‌​​‍‌‌ ‌‍‍ ‌‍‌‌‌ ‍‌​‍‌‌​ ​ ‌​‌​​‍‌‌​ ​ ‌​‌​​‍‌‌​ ​‍​ ​‍​ ‍‌​ ‍​​ ‍​​ ‌ ​ ​ ​ ‌​​ ​ ‌‍‌‍‌‍​ ‌‍​ ‌‍​‍‌‍​ ​‍‌‌​ ​‍​ ​‍​‍‌‌​ ‌‌‌​‌​​‍ ‍‌ ‌​‌‍‌‌‌ ‍​‌ ‌​​ ‌‍​‍‌‍​‌‌ ​ ‌‍‌‌‌‌‌‌‌ ​‍‌‍ ​​ ‌‌‍‍​‌ ‌​‌ ‌​‌ ​​‌ ​ ​‍‌‌​ ​ ‌​​‌​‍‌‌​ ​‍‌​‌‍​‍‌‌​ ​‍‌​‌‍‌ ‌​‌ ‌‌‌‍​ ‌‍​‌‌ ​​‌‍‌‌‌‍ ​​‍ ‍‌ ​ ‌‍​‌‌‍ ‍‌‍‍‌‌ ‌​‌ ‍‌​‍ ‍‌ ​ ‌ ‌​‌ ‌‌‌‍‌​‌‍‍‌‌‍ ​‍‌‍‌‍‍‌‌‍‌​​ ‌‌ ​‍‌‍‌‌‌‍​ ‌‍‍‌‌ ​​‌‍‌‌​‍ ‌​ ‌ ​ ‍​​ ‍‌​ ​‌​‍‌‍‌ ‌​‌ ‍‌‌ ​​‌‍‌‌​ ‌‌ ​‍‌‍‌‌‌‍​ ‌‍‍‌‌ ​​‌‍‌‌​‍‌‍‌ ​​‌‍​‌‌ ‌​‌‍‍​​ ‌‌‍‍‌‌‍ ‍‌‍‌ ‌ ​‍‌‍‌‌‌‍‌​‌‍‍‌‌‍‌‌‌‍ ‍‌ ‌​‌ ​ ​‍‌‌​ ‌‌‌​​‍‌‌ ‌‍‍ ‌‍‌‌‌ ‍‌​‍‌‌​ ​ ‌​‌​​‍‌‌​ ​ ‌​‌​​‍‌‌​ ​‍​ ​‍​ ​​‌‍​‌‌‍​‍‌‍‌​​ ​ ‌‍​‌​ ​‍​ ‌‌‌‍​ ​ ​ ‌‍‌​​ ‌​​‍‌‌​ ​‍​ ​‍​‍‌‌​ ‌‌‌​‌​​‍ ‍‌‍​ ‌‍‍​‌‍‍‌‌‍ ​‌‍‌​‌ ​‍‌‍‌‌‌‍ ‍​‍‌‌​ ‌‌‌​​‍‌‌ ‌‍‍ ‌‍‌‌‌ ‍‌​‍‌‌​ ​ ‌​‌​​‍‌‌​ ​ ‌​‌​​‍‌‌​ ​‍​ ​‍​ ‍‌​ ‍​​ ‍​​ ‌ ​ ​ ​ ‌​​ ​ ‌‍‌‍‌‍​ ‌‍​ ‌‍​‍‌‍​ ​‍‌‌​ ​‍​ ​‍​‍‌‌​ ‌‌‌​‌​​‍ ‍‌ ‌​‌‍‌‌‌ ‍​‌ ‌​​‍‌‍‌ ​​‌‍‌‌‌ ​‍‌ ​ ‌ ​​‌‍‌‌‌‍​ ‌ ‌​‌‍‍‌‌ ‌‍‌‍‌‌​ ‌‌ ​​‌ ‌‌‌‍​‍‌‍ ​‌‍‍‌‌ ​ ‌‍‍​‌‍‌‌‌‍‌​​‍​‍‌ ‌
1 cucharada de azúcar​​​​‌ ‍ ​‍​‍‌‍ ‌ ​‍‌‍‍‌‌‍‌ ‌‍‍‌‌‍ ‍​‍​‍​ ‍‍​‍​‍‌ ​ ‌‍​‌‌‍ ‍‌‍‍‌‌ ‌​‌ ‍‌​‍ ‍‌‍‍‌‌‍ ​‍​‍​‍ ​​‍​‍‌‍‍​‌ ​‍‌‍‌‌‌‍‌‍​‍​‍​ ‍‍​‍​‍‌‍‍​‌ ‌​‌ ‌​‌ ​​‌ ​ ​ ‍‍​‍ ​‍ ‌ ‌​‌ ‌‌‌‍​ ‌‍​‌‌ ​​‌‍‌‌‌‍ ​​‍ ‍‌ ​ ‌‍​‌‌‍ ‍‌‍‍‌‌ ‌​‌ ‍‌​‍ ‍‌ ​ ‌ ‌​‌ ‌‌‌‍‌​‌‍‍‌‌‍ ​‍ ‌‍‍‌‌‍ ‍‌ ‌​‌‍‌‌‌‍ ‍‌ ‌​​‍ ‌‍‌‌‌‍‌​‌‍‍‌‌ ‌​​‍ ‌‍ ‌‌‍ ‌‍‌​‌‍‌‌​ ‌‌ ​​‌ ​‍‌‍‌‌‌ ​ ‌‍‌‌‌‍ ‍‌ ‌​‌‍​‌‌ ‌​‌‍‍‌‌‍ ‌‍ ‍​ ‍ ‌‍‍‌‌‍‌​​ ‌‌ ​‍‌‍‌‌‌‍​ ‌‍‍‌‌ ​​‌‍‌‌​‍ ‌​ ‌ ​ ‍​​ ‍‌​ ​‌​ ‍ ‌ ‌​‌ ‍‌‌ ​​‌‍‌‌​ ‌‌ ​‍‌‍‌‌‌‍​ ‌‍‍‌‌ ​​‌‍‌‌​ ‍ ‌ ​​‌‍​‌‌ ‌​‌‍‍​​ ‌‌‍‍‌‌‍ ‍‌‍‌ ‌ ​‍‌‍‌‌‌‍‌​‌‍‍‌‌‍‌‌‌‍ ‍‌ ‌​‌ ​ ​‍‌‌​ ‌‌‌​​‍‌‌ ‌‍‍ ‌‍‌‌‌ ‍‌​‍‌‌​ ​ ‌​‌​​‍‌‌​ ​ ‌​‌​​‍‌‌​ ​‍​ ​‍​ ​ ‌‍​‍‌‍​‌​ ​‍​ ‌ ​ ​ ​ ​​‌‍‌‍​ ‌ ​ ​ ​ ​‌​ ‍‌​‍‌‌​ ​‍​ ​‍​‍‌‌​ ‌‌‌​‌​​‍ ‍‌‍​ ‌‍‍​‌‍‍‌‌‍ ​‌‍‌​‌ ​‍‌‍‌‌‌‍ ‍​‍‌‌​ ‌‌‌​​‍‌‌ ‌‍‍ ‌‍‌‌‌ ‍‌​‍‌‌​ ​ ‌​‌​​‍‌‌​ ​ ‌​‌​​‍‌‌​ ​‍​ ​‍‌‍​‌​ ​​‌‍‌​‌‍‌‌​ ‌​​ ‌​‌‍​‍​ ​​‌‍​‌‌‍‌‌​ ‌​‌‍​‌​‍‌‌​ ​‍​ ​‍​‍‌‌​ ‌‌‌​‌​​‍ ‍‌ ‌​‌‍‌‌‌ ‍​‌ ‌​​ ‌‍​‍‌‍​‌‌ ​ ‌‍‌‌‌‌‌‌‌ ​‍‌‍ ​​ ‌‌‍‍​‌ ‌​‌ ‌​‌ ​​‌ ​ ​‍‌‌​ ​ ‌​​‌​‍‌‌​ ​‍‌​‌‍​‍‌‌​ ​‍‌​‌‍‌ ‌​‌ ‌‌‌‍​ ‌‍​‌‌ ​​‌‍‌‌‌‍ ​​‍ ‍‌ ​ ‌‍​‌‌‍ ‍‌‍‍‌‌ ‌​‌ ‍‌​‍ ‍‌ ​ ‌ ‌​‌ ‌‌‌‍‌​‌‍‍‌‌‍ ​‍‌‍‌‍‍‌‌‍‌​​ ‌‌ ​‍‌‍‌‌‌‍​ ‌‍‍‌‌ ​​‌‍‌‌​‍ ‌​ ‌ ​ ‍​​ ‍‌​ ​‌​‍‌‍‌ ‌​‌ ‍‌‌ ​​‌‍‌‌​ ‌‌ ​‍‌‍‌‌‌‍​ ‌‍‍‌‌ ​​‌‍‌‌​‍‌‍‌ ​​‌‍​‌‌ ‌​‌‍‍​​ ‌‌‍‍‌‌‍ ‍‌‍‌ ‌ ​‍‌‍‌‌‌‍‌​‌‍‍‌‌‍‌‌‌‍ ‍‌ ‌​‌ ​ ​‍‌‌​ ‌‌‌​​‍‌‌ ‌‍‍ ‌‍‌‌‌ ‍‌​‍‌‌​ ​ ‌​‌​​‍‌‌​ ​ ‌​‌​​‍‌‌​ ​‍​ ​‍​ ​ ‌‍​‍‌‍​‌​ ​‍​ ‌ ​ ​ ​ ​​‌‍‌‍​ ‌ ​ ​ ​ ​‌​ ‍‌​‍‌‌​ ​‍​ ​‍​‍‌‌​ ‌‌‌​‌​​‍ ‍‌‍​ ‌‍‍​‌‍‍‌‌‍ ​‌‍‌​‌ ​‍‌‍‌‌‌‍ ‍​‍‌‌​ ‌‌‌​​‍‌‌ ‌‍‍ ‌‍‌‌‌ ‍‌​‍‌‌​ ​ ‌​‌​​‍‌‌​ ​ ‌​‌​​‍‌‌​ ​‍​ ​‍‌‍​‌​ ​​‌‍‌​‌‍‌‌​ ‌​​ ‌​‌‍​‍​ ​​‌‍​‌‌‍‌‌​ ‌​‌‍​‌​‍‌‌​ ​‍​ ​‍​‍‌‌​ ‌‌‌​‌​​‍ ‍‌ ‌​‌‍‌‌‌ ‍​‌ ‌​​‍‌‍‌ ​​‌‍‌‌‌ ​‍‌ ​ ‌ ​​‌‍‌‌‌‍​ ‌ ‌​‌‍‍‌‌ ‌‍‌‍‌‌​ ‌‌ ​​‌ ‌‌‌‍​‍‌‍ ​‌‍‍‌‌ ​ ‌‍‍​‌‍‌‌‌‍‌​​‍​‍‌ ‌
Agua tibia.​​​​‌ ‍ ​‍​‍‌‍ ‌ ​‍‌‍‍‌‌‍‌ ‌‍‍‌‌‍ ‍​‍​‍​ ‍‍​‍​‍‌ ​ ‌‍​‌‌‍ ‍‌‍‍‌‌ ‌​‌ ‍‌​‍ ‍‌‍‍‌‌‍ ​‍​‍​‍ ​​‍​‍‌‍‍​‌ ​‍‌‍‌‌‌‍‌‍​‍​‍​ ‍‍​‍​‍‌‍‍​‌ ‌​‌ ‌​‌ ​​‌ ​ ​ ‍‍​‍ ​‍ ‌ ‌​‌ ‌‌‌‍​ ‌‍​‌‌ ​​‌‍‌‌‌‍ ​​‍ ‍‌ ​ ‌‍​‌‌‍ ‍‌‍‍‌‌ ‌​‌ ‍‌​‍ ‍‌ ​ ‌ ‌​‌ ‌‌‌‍‌​‌‍‍‌‌‍ ​‍ ‌‍‍‌‌‍ ‍‌ ‌​‌‍‌‌‌‍ ‍‌ ‌​​‍ ‌‍‌‌‌‍‌​‌‍‍‌‌ ‌​​‍ ‌‍ ‌‌‍ ‌‍‌​‌‍‌‌​ ‌‌ ​​‌ ​‍‌‍‌‌‌ ​ ‌‍‌‌‌‍ ‍‌ ‌​‌‍​‌‌ ‌​‌‍‍‌‌‍ ‌‍ ‍​ ‍ ‌‍‍‌‌‍‌​​ ‌‌ ​‍‌‍‌‌‌‍​ ‌‍‍‌‌ ​​‌‍‌‌​‍ ‌​ ‌ ​ ‍​​ ‍‌​ ​‌​ ‍ ‌ ‌​‌ ‍‌‌ ​​‌‍‌‌​ ‌‌ ​‍‌‍‌‌‌‍​ ‌‍‍‌‌ ​​‌‍‌‌​ ‍ ‌ ​​‌‍​‌‌ ‌​‌‍‍​​ ‌‌‍‍‌‌‍ ‍‌‍‌ ‌ ​‍‌‍‌‌‌‍‌​‌‍‍‌‌‍‌‌‌‍ ‍‌ ‌​‌ ​ ​‍‌‌​ ‌‌‌​​‍‌‌ ‌‍‍ ‌‍‌‌‌ ‍‌​‍‌‌​ ​ ‌​‌​​‍‌‌​ ​ ‌​‌​​‍‌‌​ ​‍​ ​‍​ ‍​​ ‍​​ ​​​ ‍‌​ ​ ​ ‌‌‌‍‌​​ ​​​ ​‌​ ​​‌‍‌‌​ ​‌​‍‌‌​ ​‍​ ​‍​‍‌‌​ ‌‌‌​‌​​‍ ‍‌‍​ ‌‍‍​‌‍‍‌‌‍ ​‌‍‌​‌ ​‍‌‍‌‌‌‍ ‍​‍‌‌​ ‌‌‌​​‍‌‌ ‌‍‍ ‌‍‌‌‌ ‍‌​‍‌‌​ ​ ‌​‌​​‍‌‌​ ​ ‌​‌​​‍‌‌​ ​‍​ ​‍​ ‌‌‌‍​ ‌‍‌‍‌‍‌‌​ ​​​ ​ ‌‍​‍​ ​‌‌‍‌​‌‍​‍‌‍‌‌​ ​‍​‍‌‌​ ​‍​ ​‍​‍‌‌​ ‌‌‌​‌​​‍ ‍‌ ‌​‌‍‌‌‌ ‍​‌ ‌​​ ‌‍​‍‌‍​‌‌ ​ ‌‍‌‌‌‌‌‌‌ ​‍‌‍ ​​ ‌‌‍‍​‌ ‌​‌ ‌​‌ ​​‌ ​ ​‍‌‌​ ​ ‌​​‌​‍‌‌​ ​‍‌​‌‍​‍‌‌​ ​‍‌​‌‍‌ ‌​‌ ‌‌‌‍​ ‌‍​‌‌ ​​‌‍‌‌‌‍ ​​‍ ‍‌ ​ ‌‍​‌‌‍ ‍‌‍‍‌‌ ‌​‌ ‍‌​‍ ‍‌ ​ ‌ ‌​‌ ‌‌‌‍‌​‌‍‍‌‌‍ ​‍‌‍‌‍‍‌‌‍‌​​ ‌‌ ​‍‌‍‌‌‌‍​ ‌‍‍‌‌ ​​‌‍‌‌​‍ ‌​ ‌ ​ ‍​​ ‍‌​ ​‌​‍‌‍‌ ‌​‌ ‍‌‌ ​​‌‍‌‌​ ‌‌ ​‍‌‍‌‌‌‍​ ‌‍‍‌‌ ​​‌‍‌‌​‍‌‍‌ ​​‌‍​‌‌ ‌​‌‍‍​​ ‌‌‍‍‌‌‍ ‍‌‍‌ ‌ ​‍‌‍‌‌‌‍‌​‌‍‍‌‌‍‌‌‌‍ ‍‌ ‌​‌ ​ ​‍‌‌​ ‌‌‌​​‍‌‌ ‌‍‍ ‌‍‌‌‌ ‍‌​‍‌‌​ ​ ‌​‌​​‍‌‌​ ​ ‌​‌​​‍‌‌​ ​‍​ ​‍​ ‍​​ ‍​​ ​​​ ‍‌​ ​ ​ ‌‌‌‍‌​​ ​​​ ​‌​ ​​‌‍‌‌​ ​‌​‍‌‌​ ​‍​ ​‍​‍‌‌​ ‌‌‌​‌​​‍ ‍‌‍​ ‌‍‍​‌‍‍‌‌‍ ​‌‍‌​‌ ​‍‌‍‌‌‌‍ ‍​‍‌‌​ ‌‌‌​​‍‌‌ ‌‍‍ ‌‍‌‌‌ ‍‌​‍‌‌​ ​ ‌​‌​​‍‌‌​ ​ ‌​‌​​‍‌‌​ ​‍​ ​‍​ ‌‌‌‍​ ‌‍‌‍‌‍‌‌​ ​​​ ​ ‌‍​‍​ ​‌‌‍‌​‌‍​‍‌‍‌‌​ ​‍​‍‌‌​ ​‍​ ​‍​‍‌‌​ ‌‌‌​‌​​‍ ‍‌ ‌​‌‍‌‌‌ ‍​‌ ‌​​‍‌‍‌ ​​‌‍‌‌‌ ​‍‌ ​ ‌ ​​‌‍‌‌‌‍​ ‌ ‌​‌‍‍‌‌ ‌‍‌‍‌‌​ ‌‌ ​​‌ ‌‌‌‍​‍‌‍ ​‌‍‍‌‌ ​ ‌‍‍​‌‍‌‌‌‍‌​​‍​‍‌ ‌
Instrucciones
Unir todos los ingredientes secos en un bowl hasta que la mezcla sea
homogénea. Aparte preparar la levadura en un bowl con agua tibia y
la cucharada de azucar. Dejar que fermente.​​​​‌ ‍ ​‍​‍‌‍ ‌ ​‍‌‍‍‌‌‍‌ ‌‍‍‌‌‍ ‍​‍​‍​ ‍‍​‍​‍‌ ​ ‌‍​‌‌‍ ‍‌‍‍‌‌ ‌​‌ ‍‌​‍ ‍‌‍‍‌‌‍ ​‍​‍​‍ ​​‍​‍‌‍‍​‌ ​‍‌‍‌‌‌‍‌‍​‍​‍​ ‍‍​‍​‍‌‍‍​‌ ‌​‌ ‌​‌ ​​‌ ​ ​ ‍‍​‍ ​‍ ‌ ‌​‌ ‌‌‌‍​ ‌‍​‌‌ ​​‌‍‌‌‌‍ ​​‍ ‍‌ ​ ‌‍​‌‌‍ ‍‌‍‍‌‌ ‌​‌ ‍‌​‍ ‍‌ ​ ‌ ‌​‌ ‌‌‌‍‌​‌‍‍‌‌‍ ​‍ ‌‍‍‌‌‍ ‍‌ ‌​‌‍‌‌‌‍ ‍‌ ‌​​‍ ‌‍‌‌‌‍‌​‌‍‍‌‌ ‌​​‍ ‌‍ ‌‌‍ ‌‍‌​‌‍‌‌​ ‌‌ ​​‌ ​‍‌‍‌‌‌ ​ ‌‍‌‌‌‍ ‍‌ ‌​‌‍​‌‌ ‌​‌‍‍‌‌‍ ‌‍ ‍​ ‍ ‌‍‍‌‌‍‌​​ ‌‌ ​‍‌‍‌‌‌‍​ ‌‍‍‌‌ ​​‌‍‌‌​‍ ‌​ ‌ ​ ‍​​ ‍‌​ ​‌​ ‍ ‌ ‌​‌ ‍‌‌ ​​‌‍‌‌​ ‌‌ ​‍‌‍‌‌‌‍​ ‌‍‍‌‌ ​​‌‍‌‌​ ‍ ‌ ​​‌‍​‌‌ ‌​‌‍‍​​ ‌‌‍‍‌‌‍ ‍‌ ​ ‌ ‌​‌ ​‍‌ ‌‌‌‍​ ‌ ‌​‌‍‍‌‌‍ ‌‍ ‍‌ ​ ​‍‌‌​ ‌‌‌​​‍‌‌ ‌‍‍ ‌‍‌‌‌ ‍‌​‍‌‌​ ​ ‌​‌​​‍‌‌​ ​ ‌​‌​​‍‌‌​ ​‍​ ​‍​ ​ ​ ‍‌‌‍​‍‌‍​‍‌‍‌​​ ‍‌​ ​‌​ ‌‌​ ​‌​ ‍​‌‍​‌​ ​ ​‍‌‌​ ​‍​ ​‍​‍‌‌​ ‌‌‌​‌​​‍ ‍‌‍​ ‌‍‍​‌‍‍‌‌‍ ​‌‍‌​‌ ​‍‌‍‌‌‌‍ ‍​‍‌‌​ ‌‌‌​​‍‌‌ ‌‍‍ ‌‍‌‌‌ ‍‌​‍‌‌​ ​ ‌​‌​​‍‌‌​ ​ ‌​‌​​‍‌‌​ ​‍​ ​‍​ ​​‌‍‌‌‌‍​‍​ ‌‍​ ‌​‌‍​‍​ ‌​‌‍‌‌​ ‌‌‌‍‌‌​ ‌‍​ ​‌​‍‌‌​ ​‍​ ​‍​‍‌‌​ ‌‌‌​‌​​‍ ‍‌ ‌​‌‍‌‌‌ ‍​‌ ‌​​ ‌‍​‍‌‍​‌‌ ​ ‌‍‌‌‌‌‌‌‌ ​‍‌‍ ​​ ‌‌‍‍​‌ ‌​‌ ‌​‌ ​​‌ ​ ​‍‌‌​ ​ ‌​​‌​‍‌‌​ ​‍‌​‌‍​‍‌‌​ ​‍‌​‌‍‌ ‌​‌ ‌‌‌‍​ ‌‍​‌‌ ​​‌‍‌‌‌‍ ​​‍ ‍‌ ​ ‌‍​‌‌‍ ‍‌‍‍‌‌ ‌​‌ ‍‌​‍ ‍‌ ​ ‌ ‌​‌ ‌‌‌‍‌​‌‍‍‌‌‍ ​‍‌‍‌‍‍‌‌‍‌​​ ‌‌ ​‍‌‍‌‌‌‍​ ‌‍‍‌‌ ​​‌‍‌‌​‍ ‌​ ‌ ​ ‍​​ ‍‌​ ​‌​‍‌‍‌ ‌​‌ ‍‌‌ ​​‌‍‌‌​ ‌‌ ​‍‌‍‌‌‌‍​ ‌‍‍‌‌ ​​‌‍‌‌​‍‌‍‌ ​​‌‍​‌‌ ‌​‌‍‍​​ ‌‌‍‍‌‌‍ ‍‌ ​ ‌ ‌​‌ ​‍‌ ‌‌‌‍​ ‌ ‌​‌‍‍‌‌‍ ‌‍ ‍‌ ​ ​‍‌‌​ ‌‌‌​​‍‌‌ ‌‍‍ ‌‍‌‌‌ ‍‌​‍‌‌​ ​ ‌​‌​​‍‌‌​ ​ ‌​‌​​‍‌‌​ ​‍​ ​‍​ ​ ​ ‍‌‌‍​‍‌‍​‍‌‍‌​​ ‍‌​ ​‌​ ‌‌​ ​‌​ ‍​‌‍​‌​ ​ ​‍‌‌​ ​‍​ ​‍​‍‌‌​ ‌‌‌​‌​​‍ ‍‌‍​ ‌‍‍​‌‍‍‌‌‍ ​‌‍‌​‌ ​‍‌‍‌‌‌‍ ‍​‍‌‌​ ‌‌‌​​‍‌‌ ‌‍‍ ‌‍‌‌‌ ‍‌​‍‌‌​ ​ ‌​‌​​‍‌‌​ ​ ‌​‌​​‍‌‌​ ​‍​ ​‍​ ​​‌‍‌‌‌‍​‍​ ‌‍​ ‌​‌‍​‍​ ‌​‌‍‌‌​ ‌‌‌‍‌‌​ ‌‍​ ​‌​‍‌‌​ ​‍​ ​‍​‍‌‌​ ‌‌‌​‌​​‍ ‍‌ ‌​‌‍‌‌‌ ‍​‌ ‌​​‍‌‍‌ ​​‌‍‌‌‌ ​‍‌ ​ ‌ ​​‌‍‌‌‌‍​ ‌ ‌​‌‍‍‌‌ ‌‍‌‍‌‌​ ‌‌ ​​‌ ‌‌‌‍​‍‌‍ ​‌‍‍‌‌ ​ ‌‍‍​‌‍‌‌‌‍‌​​‍​‍‌ ‌
A lo seco agregar los huevos y el aceite e incorporar bien. Cuando la
levadura haya doblado su tamaño agregarla a la masa y unir bien.
Agregar agua tibia suficiente hasta que la mezcla este pegajosa. No
puede quedar muy seca. Cubrir con un paño húmedo y dejar leudar
en un lugar tibio.
Cuando la masa haya crecido lo suficiente, dividir en dos y colocar
en moldes de pan. Calentar el horno a 200°C y cocinar por aprox.
20 min o hasta que este doradito. Disfrutar calentito con lo que se te
antoje.​​​​‌ ‍ ​‍​‍‌‍ ‌ ​‍‌‍‍‌‌‍‌ ‌‍‍‌‌‍ ‍​‍​‍​ ‍‍​‍​‍‌ ​ ‌‍​‌‌‍ ‍‌‍‍‌‌ ‌​‌ ‍‌​‍ ‍‌‍‍‌‌‍ ​‍​‍​‍ ​​‍​‍‌‍‍​‌ ​‍‌‍‌‌‌‍‌‍​‍​‍​ ‍‍​‍​‍‌‍‍​‌ ‌​‌ ‌​‌ ​​‌ ​ ​ ‍‍​‍ ​‍ ‌ ‌​‌ ‌‌‌‍​ ‌‍​‌‌ ​​‌‍‌‌‌‍ ​​‍ ‍‌ ​ ‌‍​‌‌‍ ‍‌‍‍‌‌ ‌​‌ ‍‌​‍ ‍‌ ​ ‌ ‌​‌ ‌‌‌‍‌​‌‍‍‌‌‍ ​‍ ‌‍‍‌‌‍ ‍‌ ‌​‌‍‌‌‌‍ ‍‌ ‌​​‍ ‌‍‌‌‌‍‌​‌‍‍‌‌ ‌​​‍ ‌‍ ‌‌‍ ‌‍‌​‌‍‌‌​ ‌‌ ​​‌ ​‍‌‍‌‌‌ ​ ‌‍‌‌‌‍ ‍‌ ‌​‌‍​‌‌ ‌​‌‍‍‌‌‍ ‌‍ ‍​ ‍ ‌‍‍‌‌‍‌​​ ‌‌ ​‍‌‍‌‌‌‍​ ‌‍‍‌‌ ​​‌‍‌‌​‍ ‌​ ‌ ​ ‍​​ ‍‌​ ​‌​ ‍ ‌ ‌​‌ ‍‌‌ ​​‌‍‌‌​ ‌‌ ​‍‌‍‌‌‌‍​ ‌‍‍‌‌ ​​‌‍‌‌​ ‍ ‌ ​​‌‍​‌‌ ‌​‌‍‍​​ ‌‌‍‍‌‌‍ ‍‌ ​ ‌ ‌​‌ ​‍‌ ‌‌‌‍​ ‌ ‌​‌‍‍‌‌‍ ‌‍ ‍‌ ​ ​‍‌‌​ ‌‌‌​​‍‌‌ ‌‍‍ ‌‍‌‌‌ ‍‌​‍‌‌​ ​ ‌​‌​​‍‌‌​ ​ ‌​‌​​‍‌‌​ ​‍​ ​‍‌‍​‍​ ‌ ​ ​‍​ ​​​ ‌ ‌‍‌‌​ ‌‌​ ‌‌‌‍‌‌‌‍​ ‌‍​ ​ ‍​​‍‌‌​ ​‍​ ​‍​‍‌‌​ ‌‌‌​‌​​‍ ‍‌‍​ ‌‍‍​‌‍‍‌‌‍ ​‌‍‌​‌ ​‍‌‍‌‌‌‍ ‍​‍‌‌​ ‌‌‌​​‍‌‌ ‌‍‍ ‌‍‌‌‌ ‍‌​‍‌‌​ ​ ‌​‌​​‍‌‌​ ​ ‌​‌​​‍‌‌​ ​‍​ ​‍​ ‍‌‌‍​ ‌‍‌‍‌‍​‍‌‍​ ‌‍‌‍​ ​‍​ ​​​ ‍‌​ ‌‍​ ‍​​ ‌‍​‍‌‌​ ​‍​ ​‍​‍‌‌​ ‌‌‌​‌​​‍ ‍‌ ‌​‌‍‌‌‌ ‍​‌ ‌​​ ‌‍​‍‌‍​‌‌ ​ ‌‍‌‌‌‌‌‌‌ ​‍‌‍ ​​ ‌‌‍‍​‌ ‌​‌ ‌​‌ ​​‌ ​ ​‍‌‌​ ​ ‌​​‌​‍‌‌​ ​‍‌​‌‍​‍‌‌​ ​‍‌​‌‍‌ ‌​‌ ‌‌‌‍​ ‌‍​‌‌ ​​‌‍‌‌‌‍ ​​‍ ‍‌ ​ ‌‍​‌‌‍ ‍‌‍‍‌‌ ‌​‌ ‍‌​‍ ‍‌ ​ ‌ ‌​‌ ‌‌‌‍‌​‌‍‍‌‌‍ ​‍‌‍‌‍‍‌‌‍‌​​ ‌‌ ​‍‌‍‌‌‌‍​ ‌‍‍‌‌ ​​‌‍‌‌​‍ ‌​ ‌ ​ ‍​​ ‍‌​ ​‌​‍‌‍‌ ‌​‌ ‍‌‌ ​​‌‍‌‌​ ‌‌ ​‍‌‍‌‌‌‍​ ‌‍‍‌‌ ​​‌‍‌‌​‍‌‍‌ ​​‌‍​‌‌ ‌​‌‍‍​​ ‌‌‍‍‌‌‍ ‍‌ ​ ‌ ‌​‌ ​‍‌ ‌‌‌‍​ ‌ ‌​‌‍‍‌‌‍ ‌‍ ‍‌ ​ ​‍‌‌​ ‌‌‌​​‍‌‌ ‌‍‍ ‌‍‌‌‌ ‍‌​‍‌‌​ ​ ‌​‌​​‍‌‌​ ​ ‌​‌​​‍‌‌​ ​‍​ ​‍‌‍​‍​ ‌ ​ ​‍​ ​​​ ‌ ‌‍‌‌​ ‌‌​ ‌‌‌‍‌‌‌‍​ ‌‍​ ​ ‍​​‍‌‌​ ​‍​ ​‍​‍‌‌​ ‌‌‌​‌​​‍ ‍‌‍​ ‌‍‍​‌‍‍‌‌‍ ​‌‍‌​‌ ​‍‌‍‌‌‌‍ ‍​‍‌‌​ ‌‌‌​​‍‌‌ ‌‍‍ ‌‍‌‌‌ ‍‌​‍‌‌​ ​ ‌​‌​​‍‌‌​ ​ ‌​‌​​‍‌‌​ ​‍​ ​‍​ ‍‌‌‍​ ‌‍‌‍‌‍​‍‌‍​ ‌‍‌‍​ ​‍​ ​​​ ‍‌​ ‌‍​ ‍​​ ‌‍​‍‌‌​ ​‍​ ​‍​‍‌‌​ ‌‌‌​‌​​‍ ‍‌ ‌​‌‍‌‌‌ ‍​‌ ‌​​‍‌‍‌ ​​‌‍‌‌‌ ​‍‌ ​ ‌ ​​‌‍‌‌‌‍​ ‌ ‌​‌‍‍‌‌ ‌‍‌‍‌‌​ ‌‌ ​​‌ ‌‌‌‍​‍‌‍ ​‌‍‍‌‌ ​ ‌‍‍​‌‍‌‌‌‍‌​​‍​‍‌ ‌